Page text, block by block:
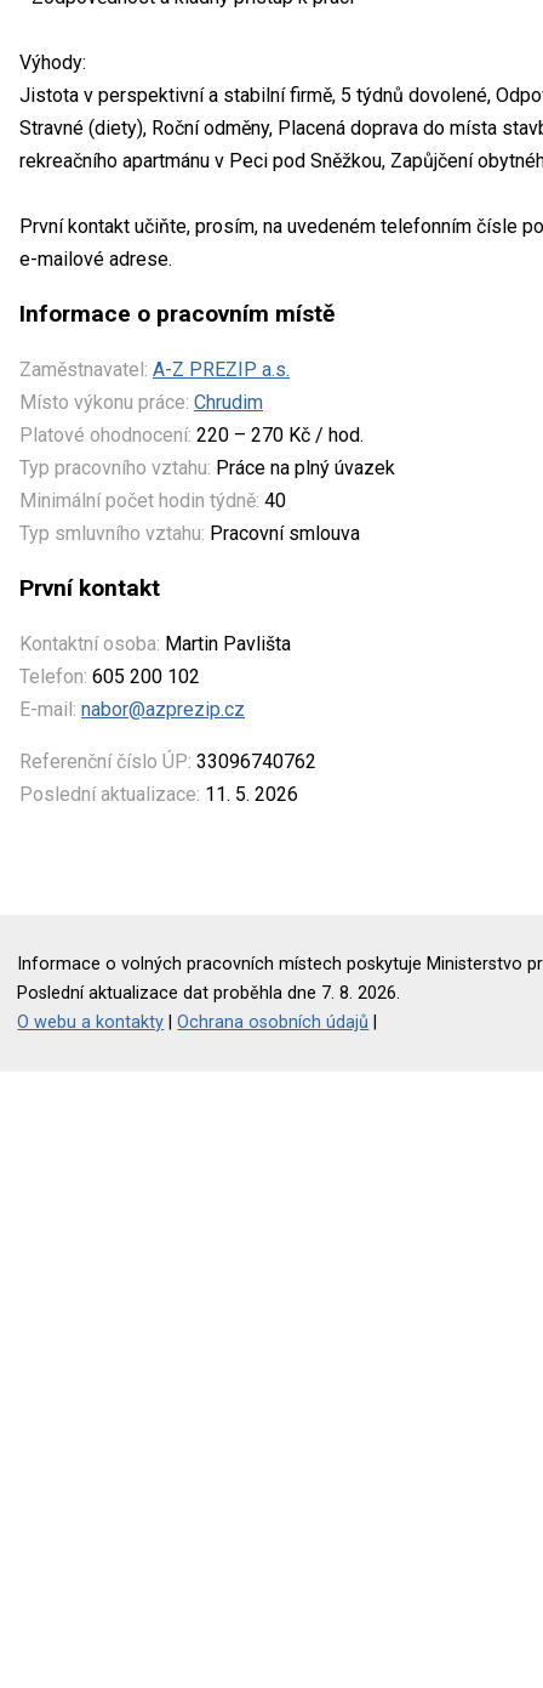
Výhody:
Jistota v perspektivní a stabilní firmě, 5 týdnů dovolené,
Stravné (diety), Roční odměny, Placená doprava do místa
rekreačního apartmánu v Peci pod Sněžkou, Zapůjčení
První kontakt učiňte, prosím, na uvedeném telefonním čísle
e-mailové adrese.
Informace o pracovním místě
Zaměstnavatel: A-Z PREZIP a.s.
Místo výkonu práce: Chrudim
Platové ohodnocení: 220 – 270 Kč / hod.
Typ pracovního vztahu: Práce na plný úvazek
Minimální počet hodin týdně: 40
Typ smluvního vztahu: Pracovní smlouva
První kontakt
Kontaktní osoba: Martin Pavlišta
Telefon: 605 200 102
E-mail: nabor@azprezip.cz
Referenční číslo ÚP: 33096740762
Poslední aktualizace: 11. 5. 2026
Informace o volných pracovních místech poskytuje Ministerstvo
Poslední aktualizace dat proběhla dne 7. 8. 2026.
O webu a kontakty |Ochrana osobních údajů